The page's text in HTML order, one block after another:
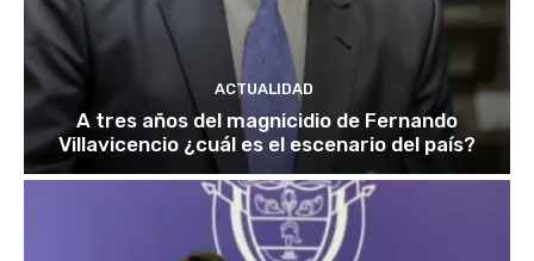
ACTUALIDAD
A tres años del magnicidio de Fernando
Villavicencio ¿cuál es el escenario del país?